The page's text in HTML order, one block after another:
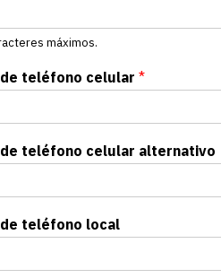
máximos.
teléfono celular *
teléfono celular alternativo
teléfono local